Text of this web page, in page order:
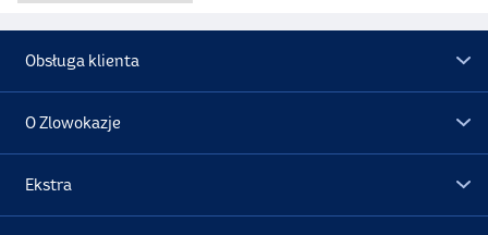
Obsługa klienta
O Zlowokazje
Ekstra